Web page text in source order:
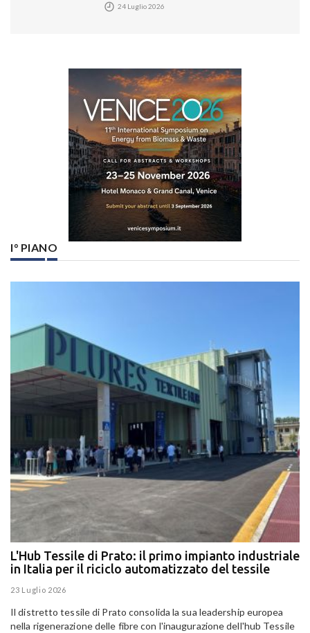
24 Luglio 2026
I° PIANO
L'Hub Tessile di Prato: il primo impianto industriale
in Italia per il riciclo automatizzato del tessile
23 Luglio 2026
Il distretto tessile di Prato consolida la sua leadership europea
nella rigenerazione delle fibre con l'inaugurazione dell'hub Tessile